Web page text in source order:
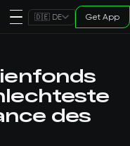
🇩🇪 DE Get App
des